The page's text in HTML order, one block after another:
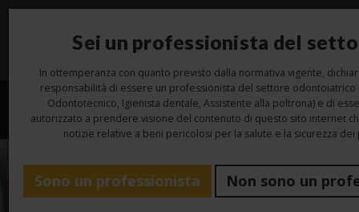
Sei un professionista del
In ottemperanza con quanto previsto dalla normativa vigente,
responsabilità di essere un professionista del settore odontoiatrico
Odontotecnico, Igienista dentale, Assistente alla poltrona) e di
autorizzato a prendere visione del contenuto di questo sito internet
notizie relative a beni pericolosi per la salute e la sicurezza dei
Sono un professionista Non sono un